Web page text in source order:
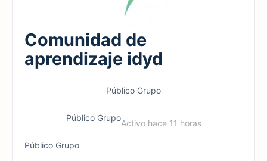
Comunidad de
aprendizaje idyd
Público Grupo
Público GrupoActivo hace 11 horas
Público Grupo